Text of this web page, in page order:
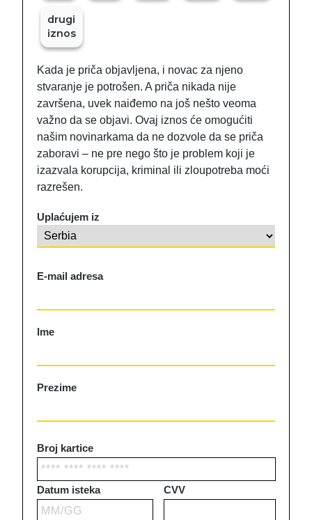
drugi
iznos
Kada je priča objavljena, i novac za njeno
stvaranje je potrošen. A priča nikada nije
završena, uvek naiđemo na još nešto veoma
važno da se objavi. Ovaj iznos će omogućiti
našim novinarkama da ne dozvole da se priča
zaboravi – ne pre nego što je problem koji je
izazvala korupcija, kriminal ili zloupotreba moći
razrešen.
Uplaćujem iz
E-mail adresa
Ime
Prezime